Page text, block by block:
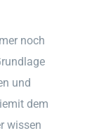
noch
und
dem
wissen